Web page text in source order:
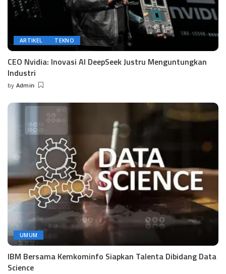
ARTIKEL TEKNO
CEO Nvidia: Inovasi AI DeepSeek Justru Menguntungkan
Industri
Posted
by Admin
UMUM
IBM Bersama Kemkominfo Siapkan Talenta Dibidang Data
Science